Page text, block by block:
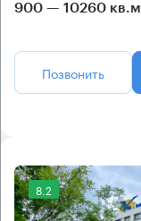
900 — 10260 кв.м
Позвонить
8.2